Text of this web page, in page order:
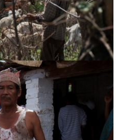
CORTESÍA DIRECTOR